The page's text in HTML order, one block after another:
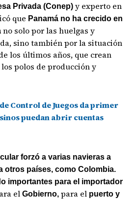
Privada (Conep) y experto en
que Panamá no ha crecido en
no solo por las huelgas y
sino también por la situación
los últimos años, que crean
polos de producción y
Control de Juegos da primer
puedan abrir cuentas
forzó a varias navieras a
otros países, como Colombia.
importantes para el importador
elGobierno, para el puerto y